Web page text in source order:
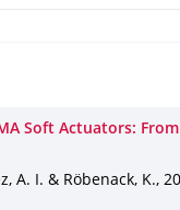
Soft Actuators: From
A. I. & Röbenack, K.,